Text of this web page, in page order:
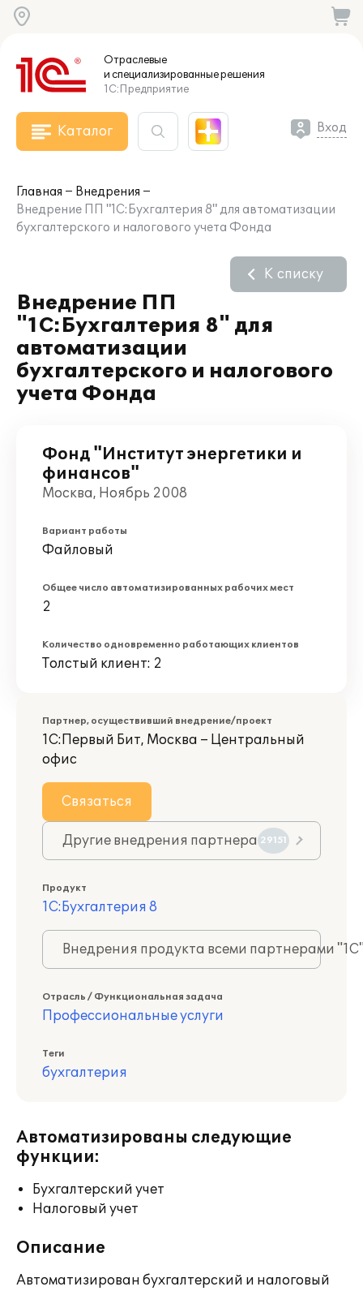
Отраслевые
и специализированныерешения
1С:Предприятие
Каталог Вход
Главная
Внедрения
Внедрение ПП "1С:Бухгалтерия 8" для автоматизации
бухгалтерского и налогового учета Фонда
Внедрение ПП
"1С:Бухгалтерия 8" для
автоматизации
бухгалтерского и налогового
учета Фонда
К списку
Фонд "Институт энергетики и
финансов"
Москва, Ноябрь 2008
Вариант работы
Файловый
Общее число автоматизированных рабочих мест
2
Количество одновременно работающих клиентов
Толстый клиент: 2
Партнер, осуществивший внедрение/проект
1С:Первый Бит, Москва – Центральный
офис
Связаться
Другие внедрения партнера 29151
Продукт
1С:Бухгалтерия 8
Внедрения продукта всеми партнерами
Отрасль / Функциональная задача
Профессиональные услуги
Теги
бухгалтерия
Автоматизированы следующие
функции:
Бухгалтерский учет
Налоговый учет
Описание
Автоматизирован бухгалтерский и налоговый